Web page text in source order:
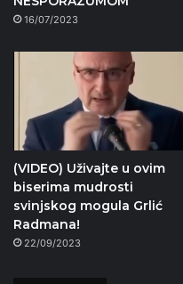
16/07/2023
(VIDEO) Uživajte u ovim
biserima mudrosti
svinjskog mogula Grlić
Radmana!
22/09/2023